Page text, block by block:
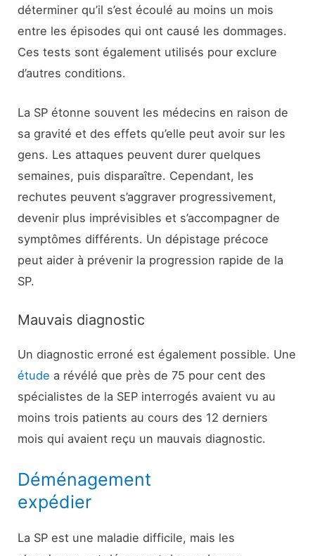
déterminer qu’il s’est écoulé au moins un mois
entre les épisodes qui ont causé les dommages.
Ces tests sont également utilisés pour exclure
d’autres conditions.
La SP étonne souvent les médecins en raison de
sa gravité et des effets qu’elle peut avoir sur les
gens. Les attaques peuvent durer quelques
semaines, puis disparaître. Cependant, les
rechutes peuvent s’aggraver progressivement,
devenir plus imprévisibles et s’accompagner de
symptômes différents. Un dépistage précoce
peut aider à prévenir la progression rapide de la
SP.
Mauvais diagnostic
Un diagnostic erroné est également possible. Une
étude a révélé que près de 75 pour cent des
spécialistes de la SEP interrogés avaient vu au
moins trois patients au cours des 12 derniers
mois qui avaient reçu un mauvais diagnostic.
Déménagement
expédier
La SP est une maladie difficile, mais les